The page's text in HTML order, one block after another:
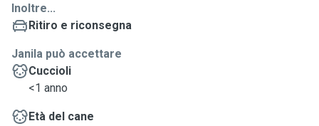
Inoltre...
Ritiro e riconsegna
Janila può accettare
Cuccioli
<1 anno
Età del cane